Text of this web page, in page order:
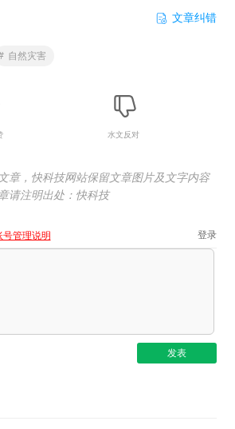
文章纠错
自然灾害
水文反对
章，快科技网站保留文章图片及文字内容
请注明出处：快科技
号管理说明 登录